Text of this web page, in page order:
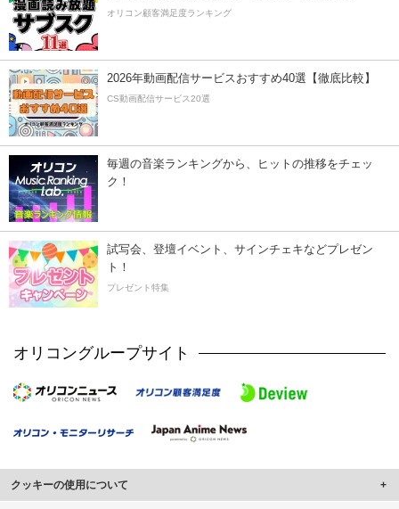
オリコン顧客満足度ランキング
2026年動画配信サービスおすすめ40選【徹底比較】
CS動画配信サービス20選
毎週の音楽ランキングから、ヒットの推移をチェッ
ク！
試写会、登壇イベント、サインチェキなどプレゼン
ト！
プレゼント特集
オリコングループサイト
クッキーの使用について